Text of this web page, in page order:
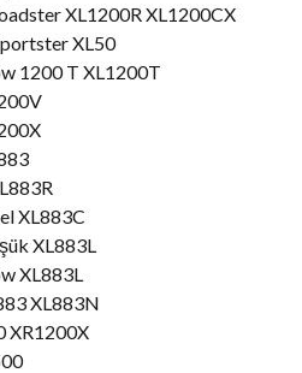
XL1200R XL1200CX
XL50
1200 T XL1200T
XL883C
XL883L
XL883L
XL883N
XR1200X